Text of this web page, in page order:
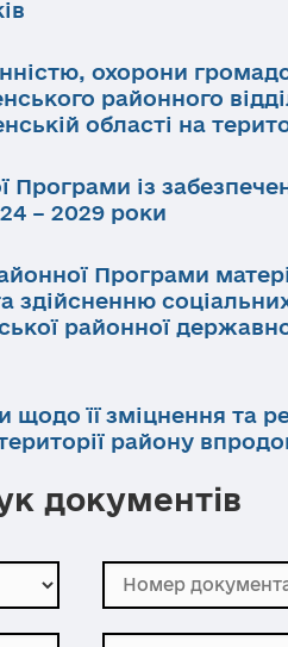
охорони
районного
області на
Програми із
– 2029 роки
Програми
здійсненню
районної
її зміцнення та
району
документів